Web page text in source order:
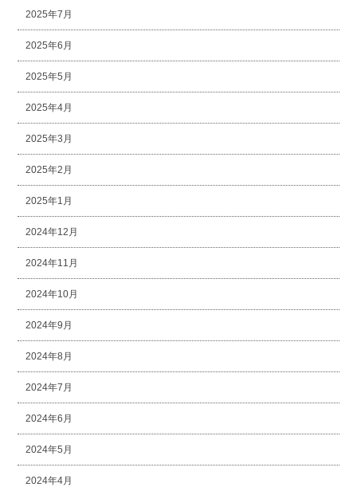
2025年7月
2025年6月
2025年5月
2025年4月
2025年3月
2025年2月
2025年1月
2024年12月
2024年11月
2024年10月
2024年9月
2024年8月
2024年7月
2024年6月
2024年5月
2024年4月